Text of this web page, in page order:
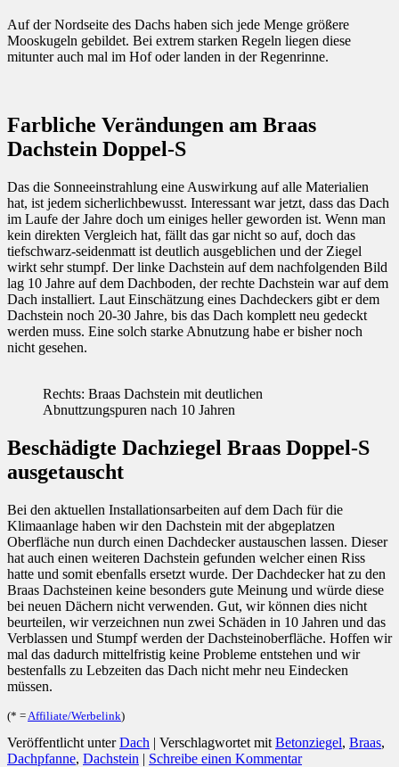
Auf der Nordseite des Dachs haben sich jede Menge größere
Mooskugeln gebildet. Bei extrem starken Regeln liegen diese
mitunter auch mal im Hof oder landen in der Regenrinne.
Farbliche Verändungen am Braas
Dachstein Doppel-S
Das die Sonneeinstrahlung eine Auswirkung auf alle Materialien
hat, ist jedem sicherlichbewusst. Interessant war jetzt, dass das Dach
im Laufe der Jahre doch um einiges heller geworden ist. Wenn man
kein direkten Vergleich hat, fällt das gar nicht so auf, doch das
tiefschwarz-seidenmatt ist deutlich ausgeblichen und der Ziegel
wirkt sehr stumpf. Der linke Dachstein auf dem nachfolgenden Bild
lag 10 Jahre auf dem Dachboden, der rechte Dachstein war auf dem
Dach installiert. Laut Einschätzung eines Dachdeckers gibt er dem
Dachstein noch 20-30 Jahre, bis das Dach komplett neu gedeckt
werden muss. Eine solch starke Abnutzung habe er bisher noch
nicht gesehen.
Rechts: Braas Dachstein mit deutlichen
Abnuttzungspuren nach 10 Jahren
Beschädigte Dachziegel Braas Doppel-S
ausgetauscht
Bei den aktuellen Installationsarbeiten auf dem Dach für die
Klimaanlage haben wir den Dachstein mit der abgeplatzen
Oberfläche nun durch einen Dachdecker austauschen lassen. Dieser
hat auch einen weiteren Dachstein gefunden welcher einen Riss
hatte und somit ebenfalls ersetzt wurde. Der Dachdecker hat zu den
Braas Dachsteinen keine besonders gute Meinung und würde diese
bei neuen Dächern nicht verwenden. Gut, wir können dies nicht
beurteilen, wir verzeichnen nun zwei Schäden in 10 Jahren und das
Verblassen und Stumpf werden der Dachsteinoberfläche. Hoffen wir
mal das dadurch mittelfristig keine Probleme entstehen und wir
bestenfalls zu Lebzeiten das Dach nicht mehr neu Eindecken
müssen.
(* = Affiliate/Werbelink)
Veröffentlicht unter Dach | Verschlagwortet mit Betonziegel, Braas,
Dachpfanne, Dachstein | Schreibe einen Kommentar